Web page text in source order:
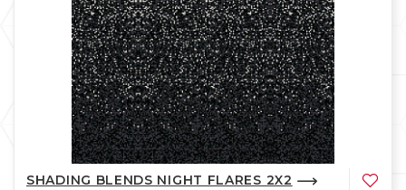
SHADING BLENDS NIGHT FLARES 2X2